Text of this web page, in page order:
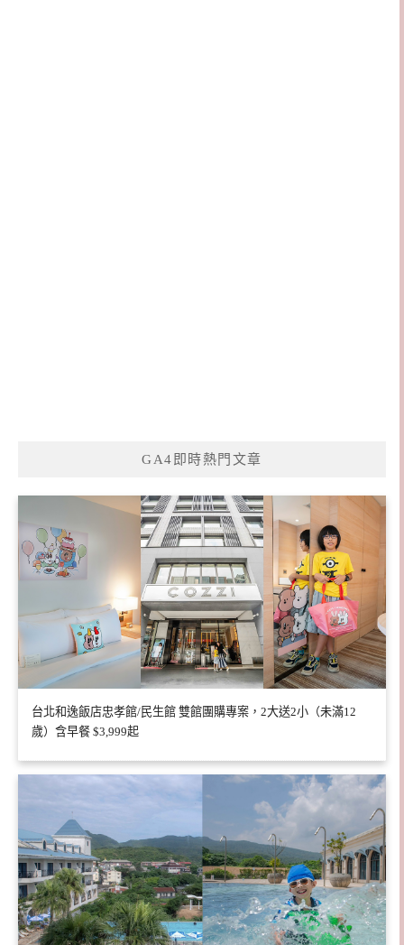
GA4即時熱門文章
台北和逸飯店忠孝館/民生館 雙館團購專案，2大送2小（未滿12
歲）含早餐 $3,999起